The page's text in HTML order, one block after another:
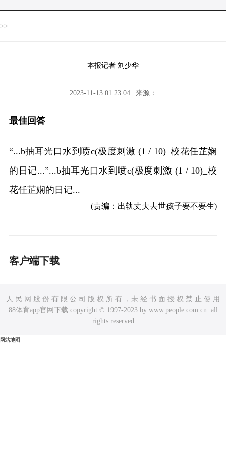
>>
本报记者 刘少华
2023-11-13 01:23:04 | 来源：
最佳回答
“...b抽耳光口水到喷c(极度刺激 (1 / 10)_校花任芷娴
的日记...”...b抽耳光口水到喷c(极度刺激 (1 / 10)_校
花任芷娴的日记...
(责编：出轨丈夫去世孩子要不要生)
客户端下载
人 民 网 股 份 有 限 公 司 版 权 所 有 ，未 经 书 面 授 权 禁 止 使 用
88体育app官网下载 copyright © 1997-2023 by www.people.com.cn. all
rights reserved
网站地图